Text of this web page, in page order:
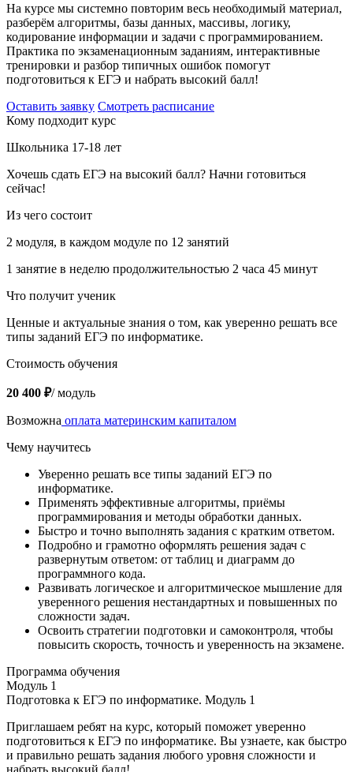
На курсе мы системно повторим весь необходимый материал,
разберём алгоритмы, базы данных, массивы, логику,
кодирование информации и задачи с программированием.
Практика по экзаменационным заданиям, интерактивные
тренировки и разбор типичных ошибок помогут
подготовиться к ЕГЭ и набрать высокий балл!
Оставить заявку Смотреть расписание
Кому подходит курс
Школьника 17-18 лет
Хочешь сдать ЕГЭ на высокий балл? Начни готовиться
сейчас!
Из чего состоит
2 модуля, в каждом модуле по 12 занятий
1 занятие в неделю продолжительностью 2 часа 45 минут
Что получит ученик
Ценные и актуальные знания о том, как уверенно решать все
типы заданий ЕГЭ по информатике.
Стоимость обучения
20 400 ₽/ модуль
Возможна оплата материнским капиталом
Чему научитесь
Уверенно решать все типы заданий ЕГЭ по
информатике.
Применять эффективные алгоритмы, приёмы
программирования и методы обработки данных.
Быстро и точно выполнять задания с кратким ответом.
Подробно и грамотно оформлять решения задач с
развернутым ответом: от таблиц и диаграмм до
программного кода.
Развивать логическое и алгоритмическое мышление для
уверенного решения нестандартных и повышенных по
сложности задач.
Освоить стратегии подготовки и самоконтроля, чтобы
повысить скорость, точность и уверенность на экзамене.
Программа обучения
Модуль 1
Подготовка к ЕГЭ по информатике. Модуль 1
Приглашаем ребят на курс, который поможет уверенно
подготовиться к ЕГЭ по информатике. Вы узнаете, как быстро
и правильно решать задания любого уровня сложности и
набрать высокий балл!